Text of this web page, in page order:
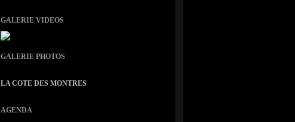
GALERIE VIDEOS
GALERIE PHOTOS
LA COTE DES MONTRES
AGENDA